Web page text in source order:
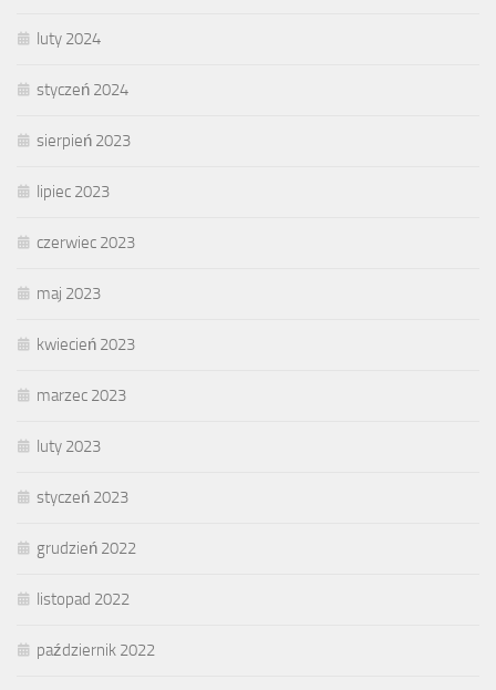
luty 2024
styczeń 2024
sierpień 2023
lipiec 2023
czerwiec 2023
maj 2023
kwiecień 2023
marzec 2023
luty 2023
styczeń 2023
grudzień 2022
listopad 2022
październik 2022